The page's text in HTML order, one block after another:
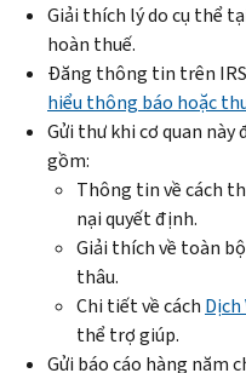
Giải thích lý do cụ thể
hoàn thuế.
Đăng thông tin trên
hiểu thông báo hoặc
Gửi thư khi cơ quan
gồm:
Thông tin về cách
nại quyết định.
Giải thích về toàn
thâu.
Chi tiết về cách
thể trợ giúp.
Gửi báo cáo hàng năm